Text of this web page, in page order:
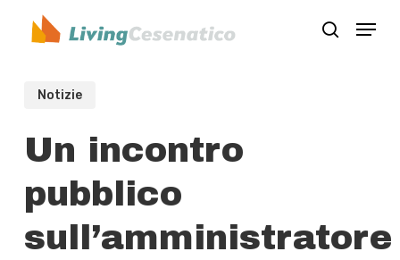
search
Menu
Notizie
Un incontro
pubblico
sull’amministratore